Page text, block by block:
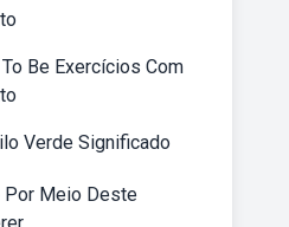
Be Exercícios Com
Verde Significado
Por Meio Deste